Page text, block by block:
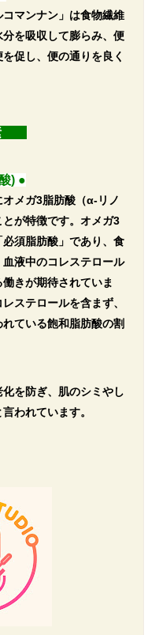
マンナン」は食物繊維
を吸収して膨らみ、便
促し、便の通りを良く
素
) ●
メガ3脂肪酸（α-リノ
が特徴です。オメガ3
須脂肪酸」であり、食
液中のコレステロール
きが期待されていま
ステロールを含まず、
ている飽和脂肪酸の割
を防ぎ、肌のシミやし
われています。